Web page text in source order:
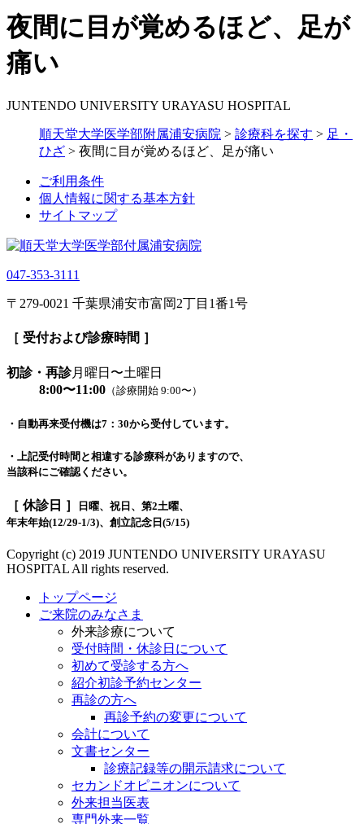
夜間に目が覚めるほど、足が
痛い
JUNTENDO UNIVERSITY URAYASU HOSPITAL
順天堂大学医学部附属浦安病院 > 診療科を探す > 足・
ひざ > 夜間に目が覚めるほど、足が痛い
ご利用条件
個人情報に関する基本方針
サイトマップ
047-353-3111
〒279-0021 千葉県浦安市富岡2丁目1番1号
［ 受付および診療時間 ］
初診・再診月曜日〜土曜日
8:00〜11:00 （診療開始 9:00〜）
・自動再来受付機は7：30から受付しています。
・上記受付時間と相違する診療科がありますので、
当該科にご確認ください。
［ 休診日 ］
日曜、祝日、第2土曜、
年末年始(12/29-1/3)、創立記念日(5/15)
Copyright (c) 2019 JUNTENDO UNIVERSITY URAYASU
HOSPITAL All rights reserved.
トップページ
ご来院のみなさま
外来診療について
受付時間・休診日について
初めて受診する方へ
紹介初診予約センター
再診の方へ
再診予約の変更について
会計について
文書センター
診療記録等の開示請求について
セカンドオピニオンについて
外来担当医表
専門外来一覧